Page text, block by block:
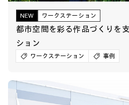
NEW ワークステーション
都市空間を彩る作品づくりを
ション
ワークステーション 事例